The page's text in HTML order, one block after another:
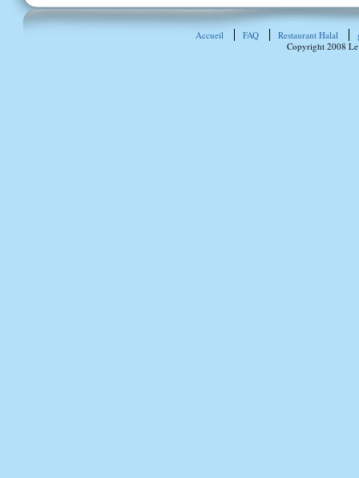
Accueil FAQ Restaurant Halal
Copyright 2008